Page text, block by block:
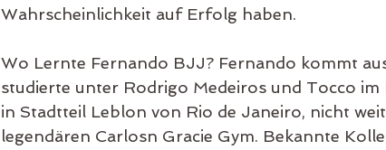
Wahrscheinlichkeit auf Erfolg haben.
Wo Lernte Fernando BJJ? Fernando kommt
studierte unter Rodrigo Medeiros und Tocco im
in Stadtteil Leblon von Rio de Janeiro, nicht
legendären Carlosn Gracie Gym. Bekannte